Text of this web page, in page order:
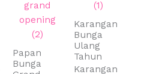
Papan
Bunga
Karangan
Bunga
Ulang
Tahun
Karangan